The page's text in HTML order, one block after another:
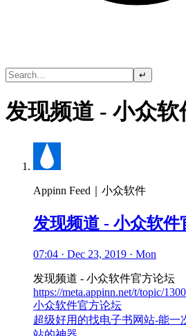
↵
发现频道 - 小众
Appinn Feed｜小众软件
发现频道 - 小众软件
07:04 · Dec 23, 2019 · Mon
发现频道 - 小众软件官方论坛
https://meta.appinn.net/t/topic/
小众软件官方论坛
超级好用的找电子书网站-能一